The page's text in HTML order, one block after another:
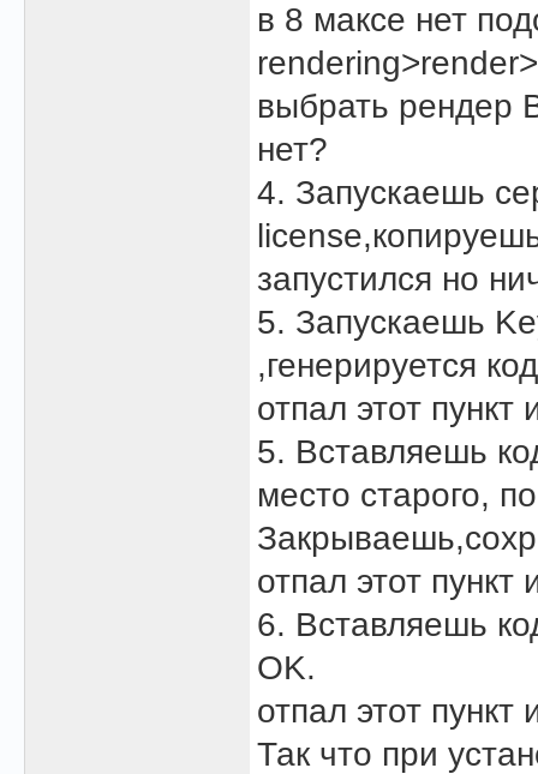
в 8 максе нет
выбрать рендер
нет?
4. Запускаешь
запустился но
5. Запускаешь
,генерируется
отпал этот
5. Вставляешь
место старого,
отпал этот
6. Вставляешь
OK.
отпал этот
Так что при